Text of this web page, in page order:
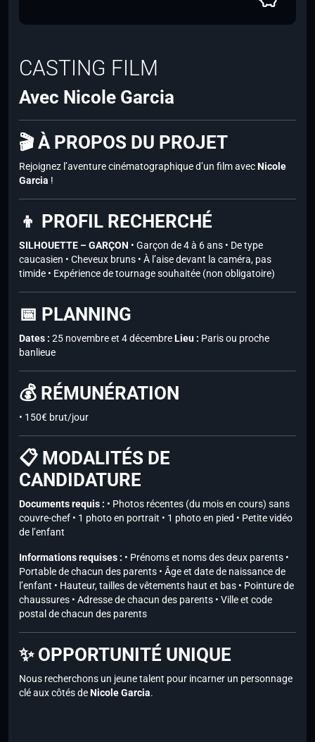
CASTING FILM
Avec Nicole Garcia
🎬 À PROPOS DU PROJET
Rejoignez l’aventure cinématographique d’un film avecNicole
Garcia !
👦 PROFIL RECHERCHÉ
SILHOUETTE – GARÇON • Garçon de 4 à 6 ans • De type
caucasien • Cheveux bruns • À l’aise devant la caméra, pas
timide • Expérience de tournage souhaitée (non obligatoire)
📅 PLANNING
Dates : 25 novembre et 4 décembreLieu : Paris ou proche
banlieue
💰 RÉMUNÉRATION
• 150€ brut/jour
📋 MODALITÉS DE
CANDIDATURE
Documents requis : • Photos récentes (du mois en cours) sans
couvre-chef • 1 photo en portrait • 1 photo en pied • Petite vidéo
de l’enfant
Informations requises : • Prénoms et noms des deux parents •
Portable de chacun des parents • Âge et date de naissance de
l’enfant • Hauteur, tailles de vêtements haut et bas • Pointure de
chaussures • Adresse de chacun des parents • Ville et code
postal de chacun des parents
✨ OPPORTUNITÉ UNIQUE
Nous recherchons un jeune talent pour incarner un personnage
clé aux côtés deNicole Garcia.